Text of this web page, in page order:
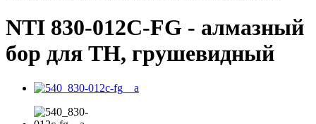
NTI 830-012C-FG - алмазный
бор для ТН, грушевидный